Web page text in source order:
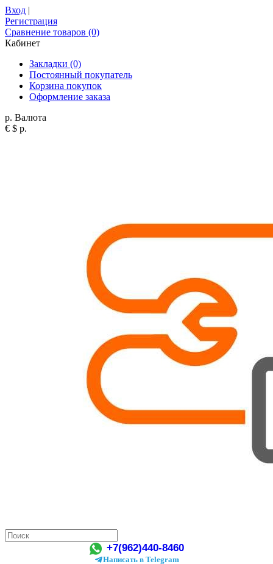
Вход |
Регистрация
Сравнение товаров (0)
Кабинет
Закладки (0)
Постоянный покупатель
Корзина покупок
Оформление заказа
р. Валюта
€ $ р.
+7(962)440-8460
Написать в Telegram